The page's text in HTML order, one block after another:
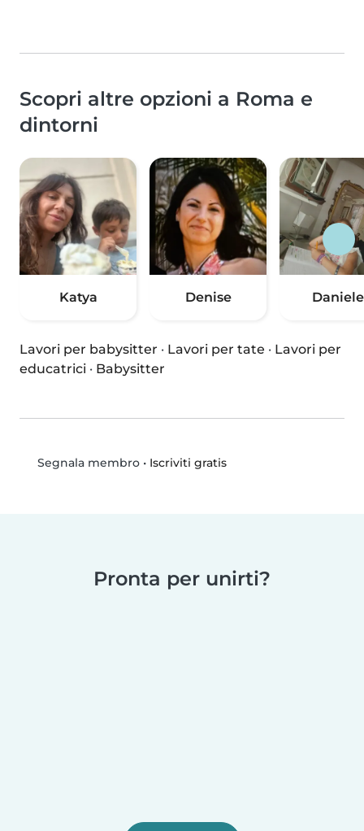
Scopri altre opzioni a Roma e
dintorni
Katya Denise Daniele
Lavori per babysitter · Lavori per tate · Lavori per
educatrici · Babysitter
Segnala membro• Iscriviti gratis
Pronta per unirti?